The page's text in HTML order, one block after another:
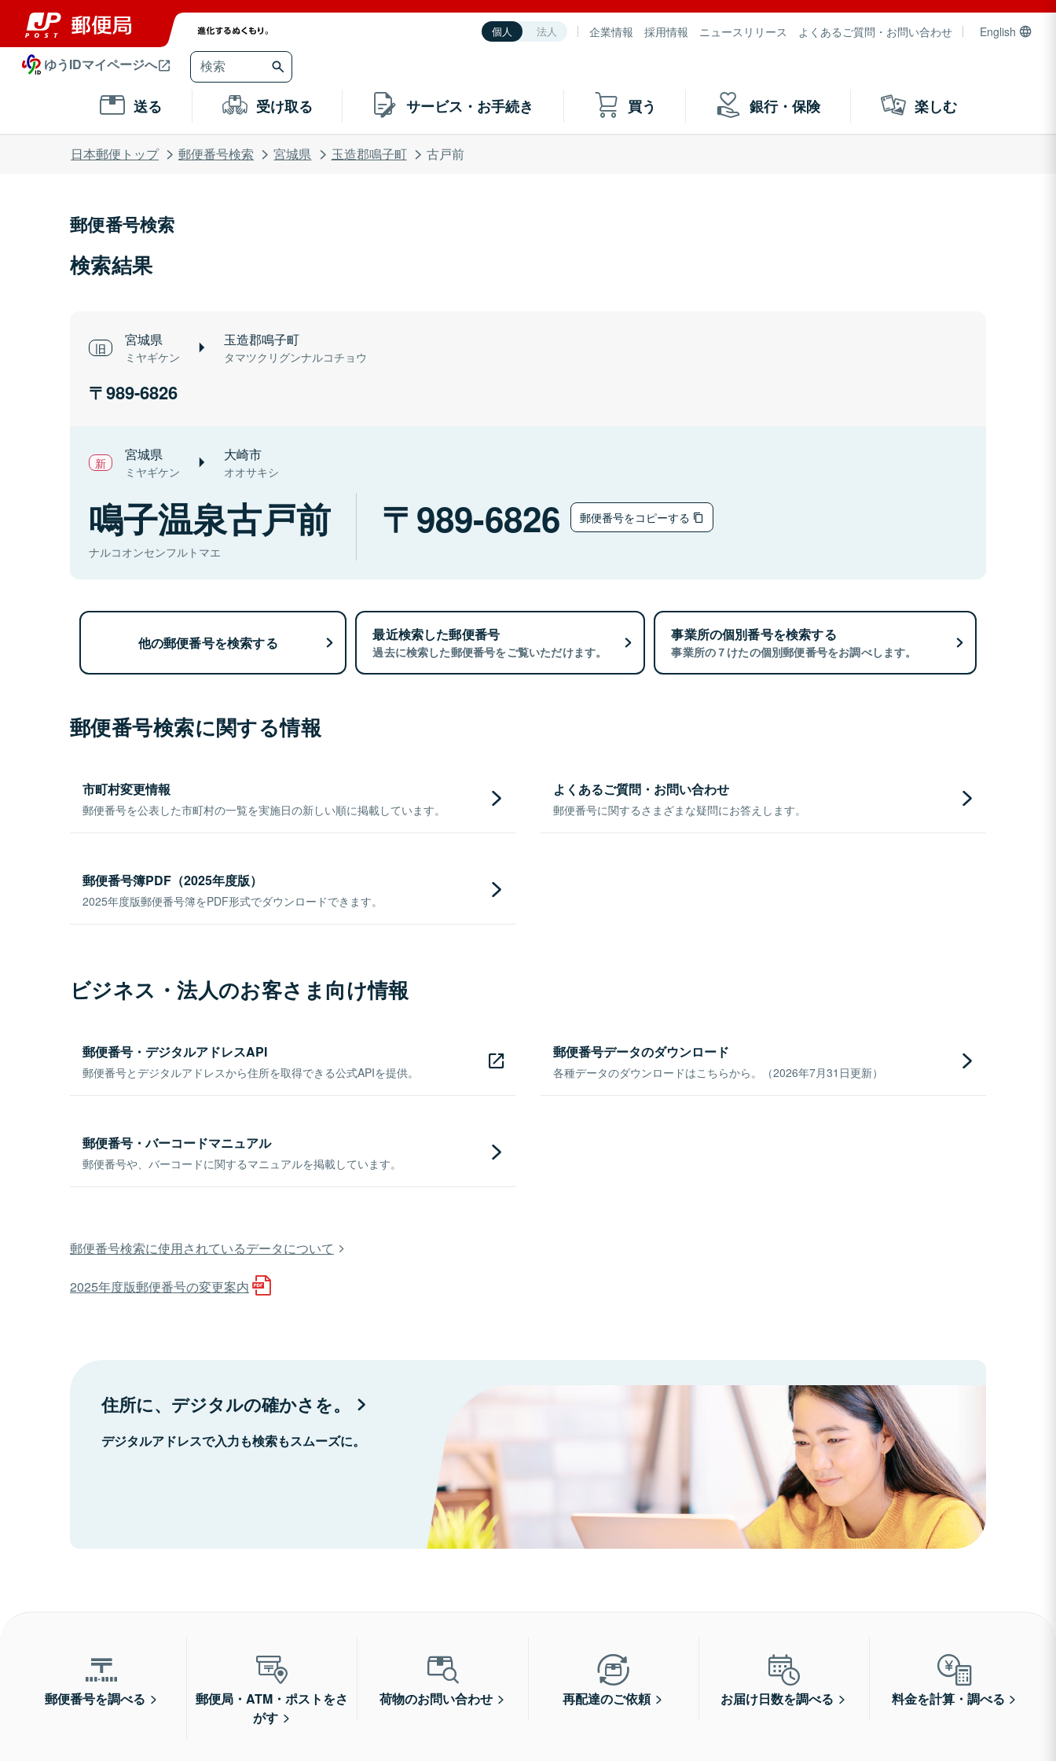
個人 法人 企業情報 採用情報 ニュースリリース よくあるご質問・お問い合わせ English
ゆうIDマイページへ
送る 受け取る サービス・お手続き 買う 銀行・保険 楽しむ
日本郵便トップ 郵便番号検索 宮城県 玉造郡鳴子町 古戸前
郵便番号検索
検索結果
宮城県
ミヤギケン
玉造郡鳴子町
タマツクリグンナルコチョウ
989-6826
宮城県
ミヤギケン
大崎市
オオサキシ
鳴子温泉古戸前
ナルコオンセンフルトマエ
989-6826 郵便番号をコピーする
他の郵便番号を検索する 最近検索した郵便番号
過去に検索した郵便番号をご覧いただけます。
事業所の個別番号を検索する
事業所の７けたの個別郵便番号をお調べします。
郵便番号検索に関する情報
市町村変更情報
郵便番号を公表した市町村の一覧を実施日の新しい順に掲載しています。
よくあるご質問・お問い合わせ
郵便番号に関するさまざまな疑問にお答えします。
郵便番号簿PDF（2025年度版）
2025年度版郵便番号簿をPDF形式でダウンロードできます。
ビジネス・法人のお客さま向け情報
郵便番号・デジタルアドレスAPI
郵便番号とデジタルアドレスから住所を取得できる公式APIを提供。
郵便番号データのダウンロード
各種データのダウンロードはこちらから。（2026年7月31日更新）
郵便番号・バーコードマニュアル
郵便番号や、バーコードに関するマニュアルを掲載しています。
郵便番号検索に使用されているデータについて
2025年度版郵便番号の変更案内
住所に、デジタルの確かさを。
デジタルアドレスで入力も検索もスムーズに。
郵便番号を調べる
郵便局・ATM・ポストをさ
がす
荷物のお問い合わせ 再配達のご依頼 お届け日数を調べる 料金を計算・調べる